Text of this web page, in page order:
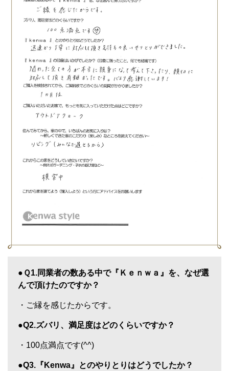
●Ｑ1.同業者の数ある中で『Ｋｅｎｗａ』を、なぜ選
んで頂けたのですか？
・ご縁を感じたからです。
●Q2.ズバリ、満足度はどのくらいですか？
・100点満点です(^^)
●Q3.『Kenwa』とのやりとりはどうでしたか？